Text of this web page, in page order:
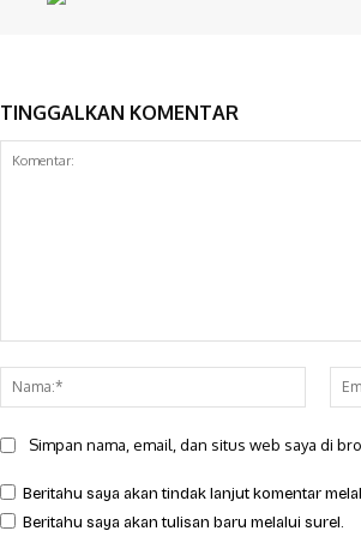
TINGGALKAN KOMENTAR
Nama:*
Simpan nama, email, dan situs web saya di
Beritahu saya akan tindak lanjut komentar
Beritahu saya akan tulisan baru melalui surel.